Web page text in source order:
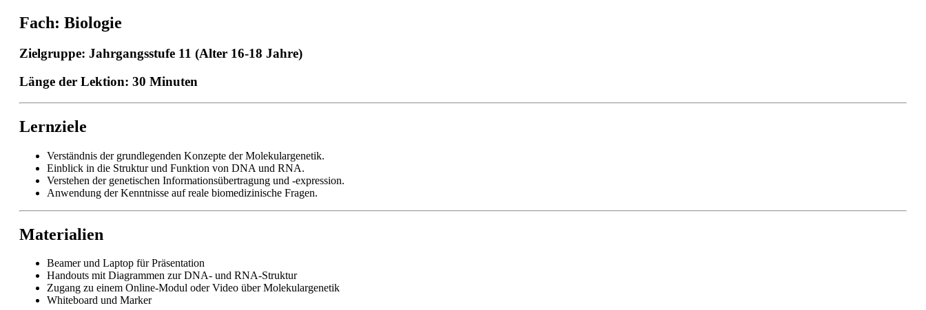
Fach: Biologie
Zielgruppe: Jahrgangsstufe 11 (Alter 16-18 Jahre)
Länge der Lektion: 30 Minuten
Lernziele
Verständnis der grundlegenden Konzepte der Molekulargenetik.
Einblick in die Struktur und Funktion von DNA und RNA.
Verstehen der genetischen Informationsübertragung und -expression.
Anwendung der Kenntnisse auf reale biomedizinische Fragen.
Materialien
Beamer und Laptop für Präsentation
Handouts mit Diagrammen zur DNA- und RNA-Struktur
Zugang zu einem Online-Modul oder Video über Molekulargenetik
Whiteboard und Marker